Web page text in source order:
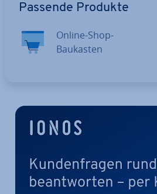
Passende Produkte
Online-Shop-
Baukasten